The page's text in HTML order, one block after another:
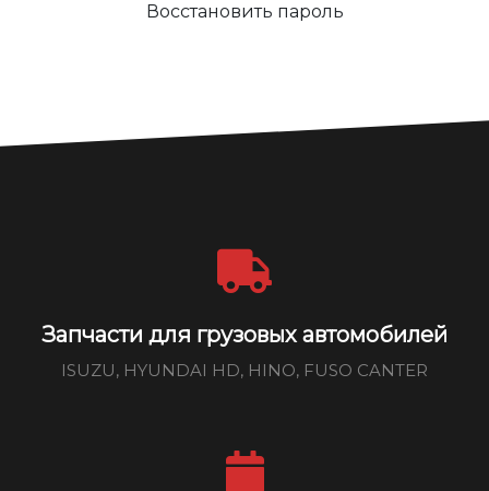
Восстановить пароль
Запчасти для грузовых автомобилей
ISUZU, HYUNDAI HD, HINO, FUSO CANTER